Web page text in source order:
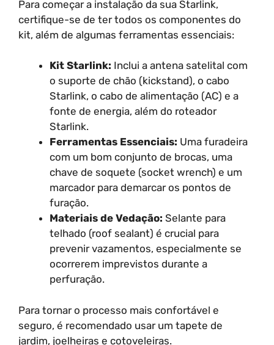
Para começar a instalação da sua Starlink,
certifique-se de ter todos os componentes do
kit, além de algumas ferramentas essenciais:
Kit Starlink: Inclui a antena satelital com
o suporte de chão (kickstand), o cabo
Starlink, o cabo de alimentação (AC) e a
fonte de energia, além do roteador
Starlink.
Ferramentas Essenciais: Uma furadeira
com um bom conjunto de brocas, uma
chave de soquete (socket wrench) e um
marcador para demarcar os pontos de
furação.
Materiais de Vedação: Selante para
telhado (roof sealant) é crucial para
prevenir vazamentos, especialmente se
ocorrerem imprevistos durante a
perfuração.
Para tornar o processo mais confortável e
seguro, é recomendado usar um tapete de
jardim, joelheiras e cotoveleiras.